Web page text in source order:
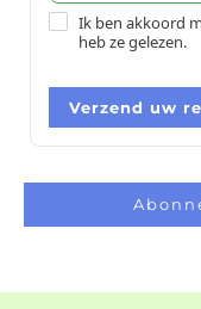
Ik ben akkoord
heb ze gelezen.
Verzend uw